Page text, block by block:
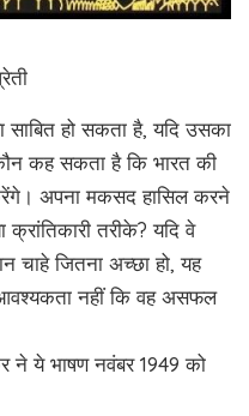
साबित हो सकता है, यदि उसका
कह सकता है कि भारत की
अपना मकसद हासिल करने
तरीके? यदि वे
चाहे जितना अच्छा हो, यह
नहीं कि वह असफल
ने ये भाषण नवंबर 1949 को